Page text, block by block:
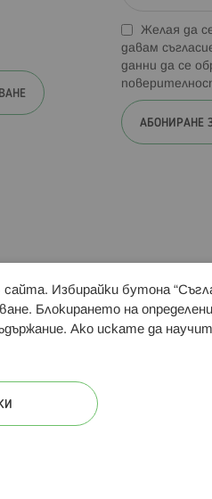
Желая да
давам
данни да се
АБОНИРАНЕ
ни:
сайта. Избирайки бутона
Блокирането на
Ако искате да